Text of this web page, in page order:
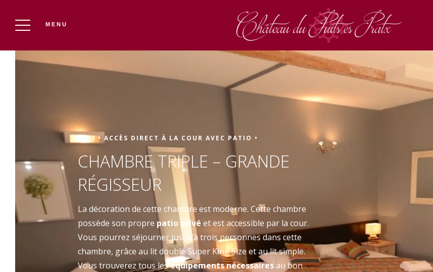
MENU
ACCUEIL L’HÔTEL RESTAURANT
Réserver
2 - 3 •ACCÈS DIRECT À LA COUR AVEC PATIO •
CHAMBRE TRIPLE – GRANDE
RÉGISSEUR
La décoration de cette chambre est moderne. Cette chambre
possède son propre patio privé et est accessible par la cour.
Vous pourrez séjourner jusqu’à trois personnes dans cette
chambre, grâce au lit double Super King Size et au lit simple.
Vous trouverez tous leséquipements nécessairesau bon